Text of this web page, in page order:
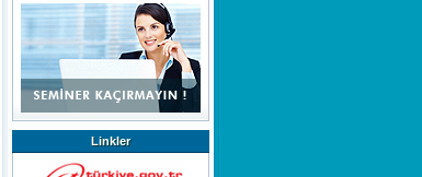
Evsel Katı Atık Tarife Raporu
Hazırlanmasında Dikkat
Edilmesi Gerekenler
İç Kontrol Neden Önemlidir
Linkler